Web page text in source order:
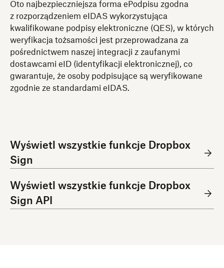
Oto najbezpieczniejsza forma ePodpisu zgodna
z rozporządzeniem eIDAS wykorzystująca
kwalifikowane podpisy elektroniczne (QES), w których
weryfikacja tożsamości jest przeprowadzana za
pośrednictwem naszej integracji z zaufanymi
dostawcami eID (identyfikacji elektronicznej), co
gwarantuje, że osoby podpisujące są weryfikowane
zgodnie ze standardami eIDAS.
Wyświetl wszystkie funkcje Dropbox
Sign
Wyświetl wszystkie funkcje Dropbox
Sign API